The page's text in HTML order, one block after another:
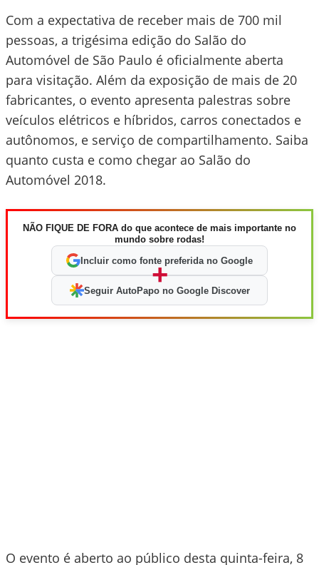
Com a expectativa de receber mais de 700 mil
pessoas, a trigésima edição do Salão do
Automóvel de São Paulo é oficialmente aberta
para visitação. Além da exposição de mais de 20
fabricantes, o evento apresenta palestras sobre
veículos elétricos e híbridos, carros conectados e
autônomos, e serviço de compartilhamento. Saiba
quanto custa e como chegar ao Salão do
Automóvel 2018.
NÃO FIQUE DE FORA do que acontece de mais importante no
mundo sobre rodas!
Incluir como fonte preferida no Google
+
Seguir AutoPapo no Google Discover
O evento é aberto ao público desta quinta-feira, 8